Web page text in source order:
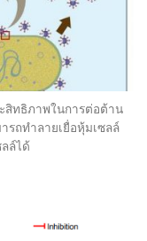
สิทธิภาพในการต่อต้าน
รถทำลายเยื่อหุ้มเซลล์
ล์ได้